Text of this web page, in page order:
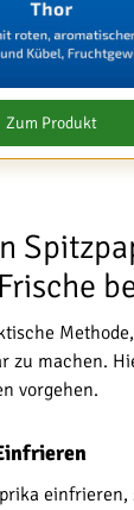
Zum Produkt
zu machen.
vorgehen.